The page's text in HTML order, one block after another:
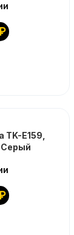
TK-E159,
Серый